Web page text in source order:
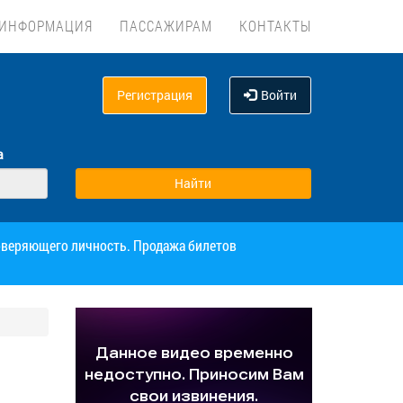
ПАССАЖИРАМ КОНТАКТЫ
Регистрация Войти
личность. Продажа билетов